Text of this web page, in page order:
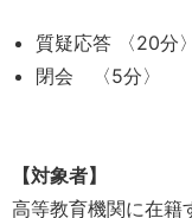
質疑応答 〈20分〉
閉会 〈5分〉
【対象者】
高等教育機関に在籍